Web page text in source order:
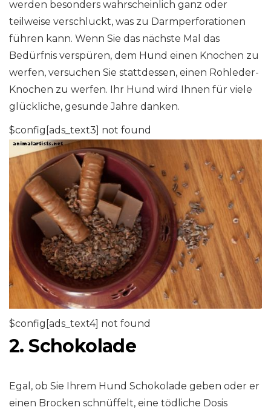
werden besonders wahrscheinlich ganz oder
teilweise verschluckt, was zu Darmperforationen
führen kann. Wenn Sie das nächste Mal das
Bedürfnis verspüren, dem Hund einen Knochen zu
werfen, versuchen Sie stattdessen, einen Rohleder-
Knochen zu werfen. Ihr Hund wird Ihnen für viele
glückliche, gesunde Jahre danken.
$config[ads_text3] not found
$config[ads_text4] not found
2. Schokolade
Egal, ob Sie Ihrem Hund Schokolade geben oder er
einen Brocken schnüffelt, eine tödliche Dosis